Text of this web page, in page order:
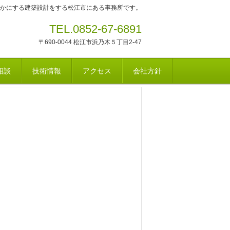
にする建築設計をする松江市にある事務所です。
TEL.0852-67-6891
〒690-0044 松江市浜乃木５丁目2-47
談 技術情報 アクセス 会社方針